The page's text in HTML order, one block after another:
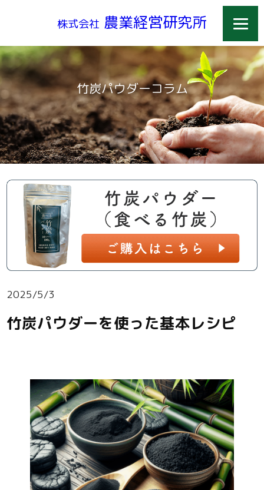
株式会社 農業経営研究所
竹炭パウダーコラム
2025/5/3
竹炭パウダーを使った基本レシピ